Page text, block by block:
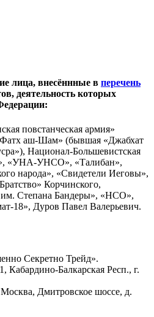
лица, внесённные в перечень
деятельность которых
повстанческая армия»
аш-Шам» (бывшая «Джабхат
Национал-Большевистская
«УНА-УНСО», «Талибан»,
народа», «Свидетели Иеговы»,
Корчинского,
им. Степана Бандеры», «НСО»,
18», Дуров Павел Валерьевич.
Секретно Трейд».
Кабардино-Балкарская Респ., г.
Дмитровское шоссе, д.